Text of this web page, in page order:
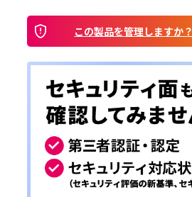
この製品を管理しますか？